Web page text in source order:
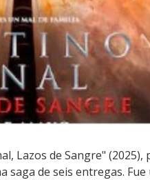
Lazos de Sangre"
saga de seis entregas.